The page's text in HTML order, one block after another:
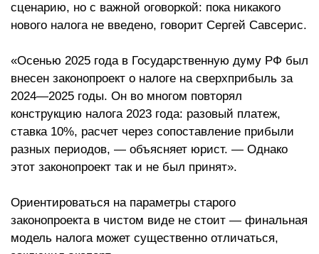
сценарию, но с важной оговоркой: пока никакого
нового налога не введено, говорит Сергей Савсерис.
«Осенью 2025 года в Государственную думу РФ был
внесен законопроект о налоге на сверхприбыль за
2024—2025 годы. Он во многом повторял
конструкцию налога 2023 года: разовый платеж,
ставка 10%, расчет через сопоставление прибыли
разных периодов, — объясняет юрист. — Однако
этот законопроект так и не был принят».
Ориентироваться на параметры старого
законопроекта в чистом виде не стоит — финальная
модель налога может существенно отличаться,